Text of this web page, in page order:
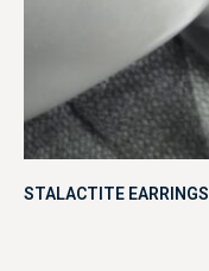
STALACTITE EARRINGS